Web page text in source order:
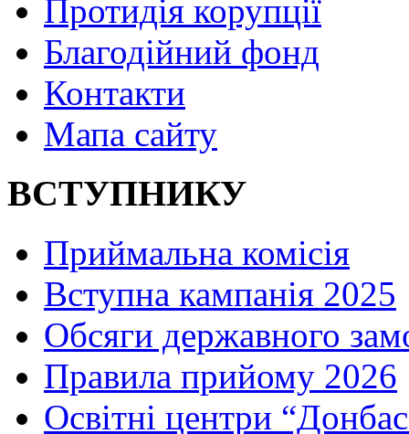
Протидія корупції
Благодійний фонд
Контакти
Мапа сайту
ВСТУПНИКУ
Приймальна комісія
Вступна кампанія 2025
Обсяги державного
Правила прийому 2026
Освітні центри